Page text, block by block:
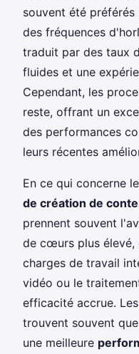
souvent été
des fréquences
traduit par des taux
fluides et une
Cependant, les
reste, offrant un
des performances
leurs récentes
En ce qui concerne
de création de
prennent souvent
de cœurs plus élevé,
charges de travail
vidéo ou le
efficacité accrue.
trouvent souvent
une meilleure